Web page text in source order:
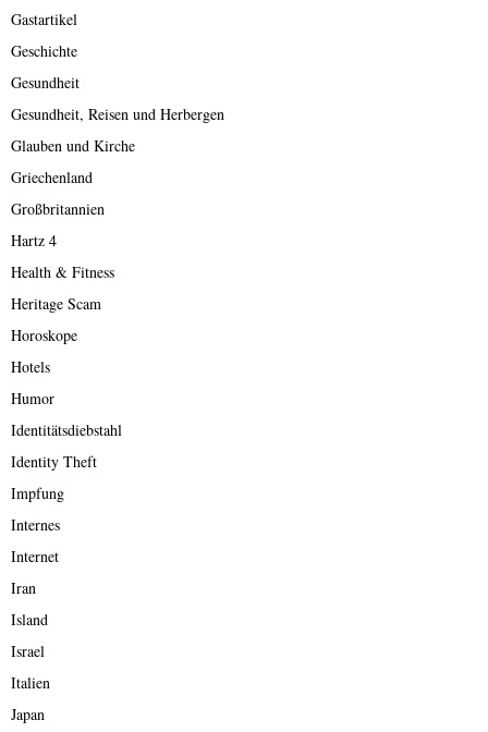
Gastartikel
Geschichte
Gesundheit
Gesundheit, Reisen und Herbergen
Glauben und Kirche
Griechenland
Großbritannien
Hartz 4
Health & Fitness
Heritage Scam
Horoskope
Hotels
Humor
Identitätsdiebstahl
Identity Theft
Impfung
Internes
Internet
Iran
Island
Israel
Italien
Japan